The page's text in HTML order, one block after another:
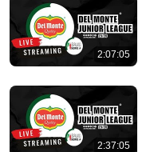
02-06-2025:
Del Monte®
Lega Pallavolo Serie
2:07:05
2:37:05